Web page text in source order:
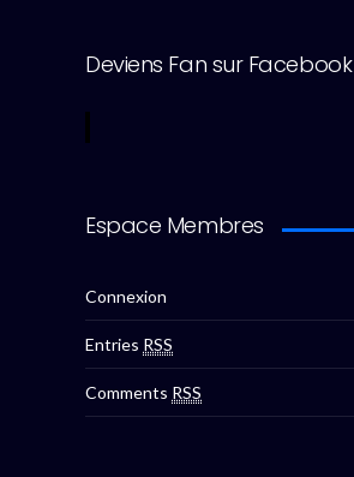
Deviens Fan sur Facebook
Espace Membres
Connexion
Entries RSS
Comments RSS